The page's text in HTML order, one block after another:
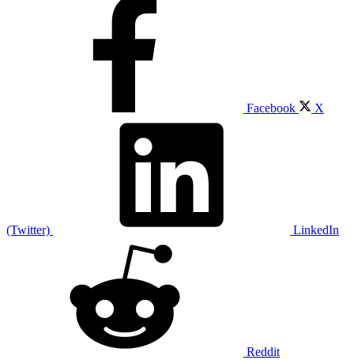
Facebook X
(Twitter) LinkedIn
Reddit